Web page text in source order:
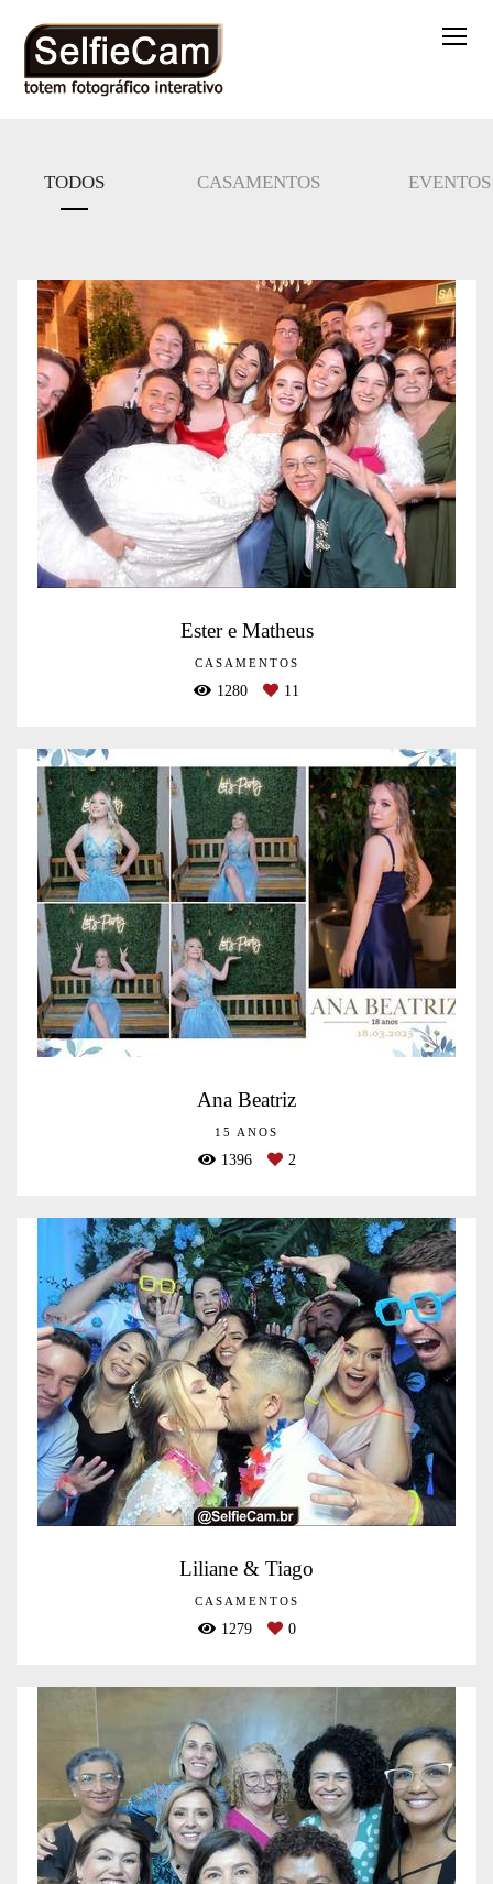
TODOS CASAMENTOS EVENTOS
Ester e Matheus
CASAMENTOS
1280 11
Ana Beatriz
15 ANOS
1396 2
Liliane & Tiago
CASAMENTOS
1279 0